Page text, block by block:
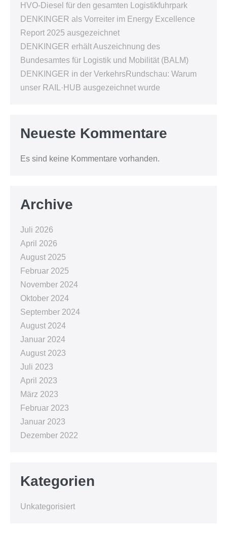
HVO-Diesel für den gesamten Logistikfuhrpark
DENKINGER als Vorreiter im Energy Excellence
Report 2025 ausgezeichnet
DENKINGER erhält Auszeichnung des
Bundesamtes für Logistik und Mobilität (BALM)
DENKINGER in der VerkehrsRundschau: Warum
unser RAIL·HUB ausgezeichnet wurde
Neueste Kommentare
Es sind keine Kommentare vorhanden.
Archive
Juli 2026
April 2026
August 2025
Februar 2025
November 2024
Oktober 2024
September 2024
August 2024
Januar 2024
August 2023
Juli 2023
April 2023
März 2023
Februar 2023
Januar 2023
Dezember 2022
Kategorien
Unkategorisiert